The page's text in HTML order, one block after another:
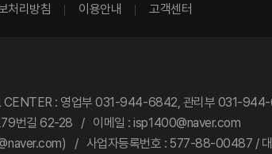
처리방침 이용안내 고객센터
: 영업부 031-944-6842, 관리부 031-
79번길 62-28 / 이메일 : isp1400@naver.com
/ 사업자등록번호 : 577-88-00487 / 대